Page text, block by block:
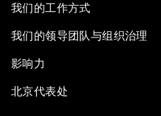
我们的工作方式
我们的领导团队与组织治理
影响力
北京代表处